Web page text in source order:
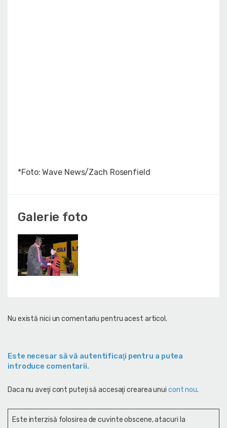
*Foto: Wave News/Zach Rosenfield
Galerie foto
Nu există nici un comentariu pentru acest articol.
Este necesar să vă autentificaţi pentru a putea
introduce comentarii.
Daca nu aveţi cont puteţi să accesaţi crearea unui cont nou.
Este interzisă folosirea de cuvinte obscene, atacuri la